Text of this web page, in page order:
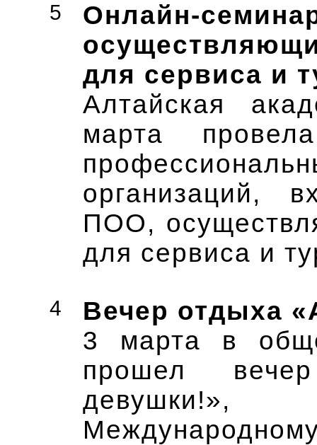
5
Онлайн-
для сервиса и
Алтайская
марта
организаций,
ПОО,
для сервиса и
4
Вечер отдыха
3 марта в
прошел